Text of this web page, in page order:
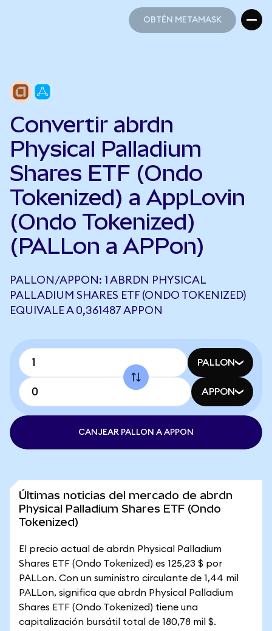
OBTÉN METAMASK
Convertir abrdn
Physical Palladium
Shares ETF (Ondo
Tokenized) a AppLovin
(Ondo Tokenized)
(PALLon a APPon)
PALLON/APPON: 1 ABRDN PHYSICAL
PALLADIUM SHARES ETF (ONDO TOKENIZED)
EQUIVALE A 0,361487 APPON
PALLON
APPON
CANJEAR PALLON A APPON
Últimas noticias del mercado de abrdn
Physical Palladium Shares ETF (Ondo
Tokenized)
El precio actual de abrdn Physical Palladium
Shares ETF (Ondo Tokenized) es 125,23 $ por
PALLon. Con un suministro circulante de 1,44 mil
PALLon, significa que abrdn Physical Palladium
Shares ETF (Ondo Tokenized) tiene una
capitalización bursátil total de 180,78 mil $.